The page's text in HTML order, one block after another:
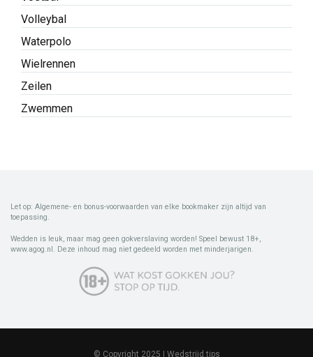
Volleybal
Waterpolo
Wielrennen
Zeilen
Zwemmen
Let op: Algemene- en bonus-voorwaarden van elke bookmaker zijn altijd van
toepassing.
Wedden is leuk, maar mag geen gokverslaving worden! Speel bewust 18+,
www.agog.nl. Deze inhoud mag niet gedeeld worden met minderjarigen.
© Copyright 2025 | Wedstrijd.tips